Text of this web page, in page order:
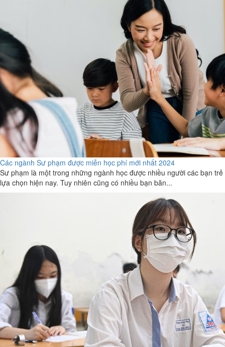
Các ngành Sư phạm được miễn học phí mới nhất 2024
Sư phạm là một trong những ngành học được nhiều người các bạn trẻ
lựa chọn hiện nay. Tuy nhiên cũng có nhiều bạn băn...